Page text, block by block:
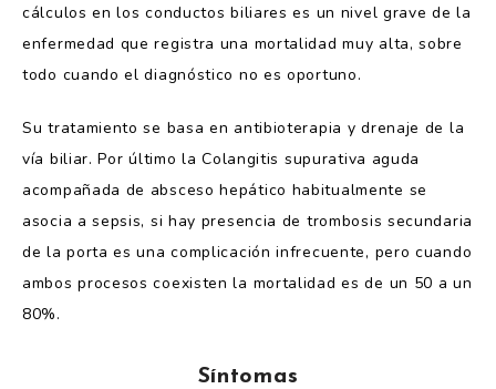
cálculos en los conductos biliares es un nivel grave de la
enfermedad que registra una mortalidad muy alta, sobre
todo cuando el diagnóstico no es oportuno.
Su tratamiento se basa en antibioterapia y drenaje de la
vía biliar. Por último la Colangitis supurativa aguda
acompañada de absceso hepático habitualmente se
asocia a sepsis, si hay presencia de trombosis secundaria
de la porta es una complicación infrecuente, pero cuando
ambos procesos coexisten la mortalidad es de un 50 a un
80%.
Síntomas